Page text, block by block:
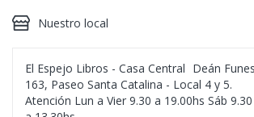
Nuestro local
El Espejo Libros - Casa Central Deán Funes
163, Paseo Santa Catalina - Local 4 y 5.
Atención Lun a Vier 9.30 a 19.00hs Sáb 9.30